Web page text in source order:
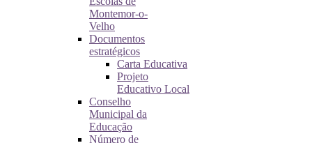
Montemor-o-
Velho
Documentos
estratégicos
Carta Educativa
Projeto
Educativo Local
Conselho
Municipal da
Educação
Número de